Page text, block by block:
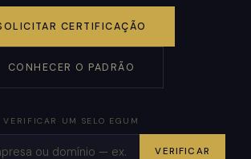
CERTIFICAÇÃO
CONHECER O PADRÃO
VERIFICAR UM SELO EGUM
VERIFICAR